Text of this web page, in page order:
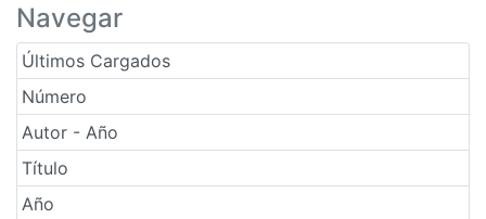
Navegar
Últimos Cargados
Número
Autor - Año
Título
Año